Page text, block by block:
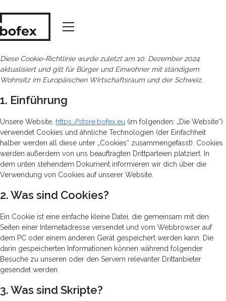
Diese Cookie-Richtlinie wurde zuletzt am 10. Dezember 2024
aktualisiert und gilt für Bürger und Einwohner mit ständigem
Wohnsitz im Europäischen Wirtschaftsraum und der Schweiz.
1. Einführung
Unsere Website, https://store.bofex.eu (im folgenden: „Die Website“)
verwendet Cookies und ähnliche Technologien (der Einfachheit
halber werden all diese unter „Cookies“ zusammengefasst). Cookies
werden außerdem von uns beauftragten Drittparteien platziert. In
dem unten stehendem Dokument informieren wir dich über die
Verwendung von Cookies auf unserer Website.
2. Was sind Cookies?
Ein Cookie ist eine einfache kleine Datei, die gemeinsam mit den
Seiten einer Internetadresse versendet und vom Webbrowser auf
dem PC oder einem anderen Gerät gespeichert werden kann. Die
darin gespeicherten Informationen können während folgender
Besuche zu unseren oder den Servern relevanter Drittanbieter
gesendet werden.
3. Was sind Skripte?